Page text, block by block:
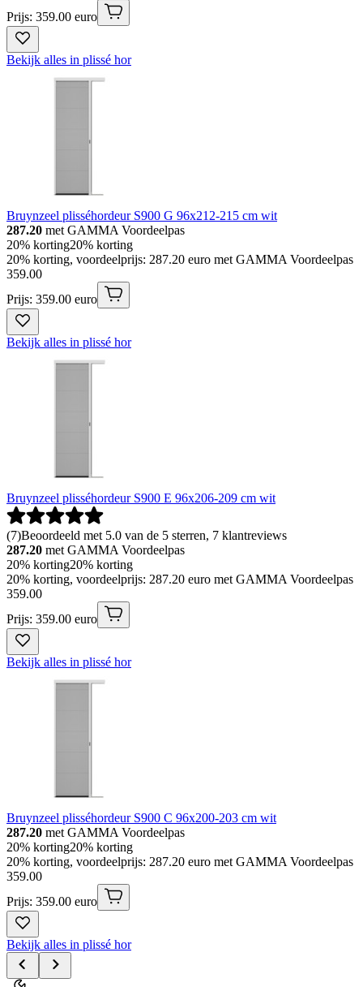
Prijs: 359.00 euro
Bekijk alles in plissé hor
Bruynzeel plisséhordeur S900 G 96x212-215 cm wit
287.20 met GAMMA Voordeelpas
20% korting20% korting
20% korting, voordeelprijs: 287.20 euro met GAMMA Voordeelpas
359.00
Prijs: 359.00 euro
Bekijk alles in plissé hor
Bruynzeel plisséhordeur S900 E 96x206-209 cm wit
(7)Beoordeeld met 5.0 van de 5 sterren, 7 klantreviews
287.20 met GAMMA Voordeelpas
20% korting20% korting
20% korting, voordeelprijs: 287.20 euro met GAMMA Voordeelpas
359.00
Prijs: 359.00 euro
Bekijk alles in plissé hor
Bruynzeel plisséhordeur S900 C 96x200-203 cm wit
287.20 met GAMMA Voordeelpas
20% korting20% korting
20% korting, voordeelprijs: 287.20 euro met GAMMA Voordeelpas
359.00
Prijs: 359.00 euro
Bekijk alles in plissé hor